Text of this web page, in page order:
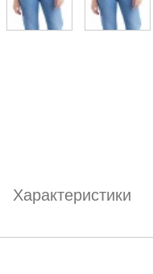
Характеристики